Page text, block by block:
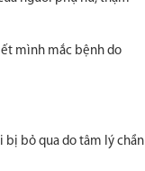
mình mắc bệnh do
bị bỏ qua do tâm lý chần